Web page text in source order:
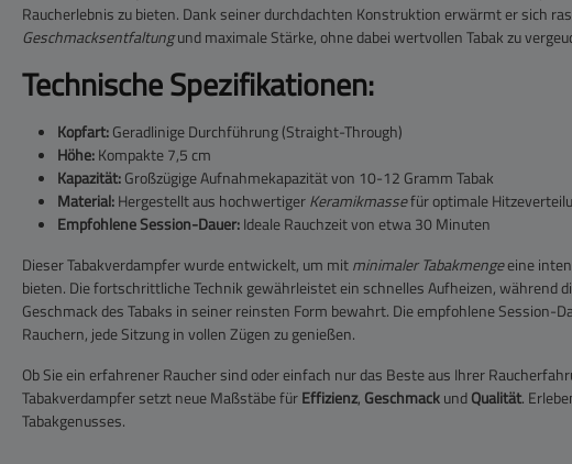
Raucherlebnis zu bieten. Dank seiner durchdachten Konstruktion erwärmt er sich
Geschmacksentfaltungund maximale Stärke, ohne dabei wertvollen Tabak zu
Technische Spezifikationen:
Kopfart:Geradlinige Durchführung (Straight-Through)
Höhe:Kompakte 7,5 cm
Kapazität:Großzügige Aufnahmekapazität von 10-12 Gramm Tabak
Material:Hergestellt aus hochwertigerKeramikmassefür optimale
Empfohlene Session-Dauer:Ideale Rauchzeit von etwa 30 Minuten
Dieser Tabakverdampfer wurde entwickelt, um mitminimaler Tabakmengeeine
bieten. Die fortschrittliche Technik gewährleistet ein schnelles Aufheizen, während
Geschmack des Tabaks in seiner reinsten Form bewahrt. Die empfohlene Session-
Rauchern, jede Sitzung in vollen Zügen zu genießen.
Ob Sie ein erfahrener Raucher sind oder einfach nur das Beste aus Ihrer
Tabakverdampfer setzt neue Maßstäbe fürEffizienz, GeschmackundQualität.
Tabakgenusses.